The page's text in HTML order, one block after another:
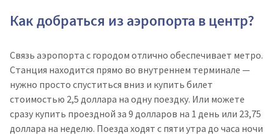
Как добраться из аэропорта в центр?
Связь аэропорта с городом отлично обеспечивает метро.
Станция находится прямо во внутреннем терминале —
нужно просто спуститься вниз и купить билет
стоимостью 2,5 доллара на одну поездку. Или можете
сразу купить проездной за 9 долларов на 1 день или 23,75
доллара на неделю. Поезда ходят с пяти утра до часа ночи